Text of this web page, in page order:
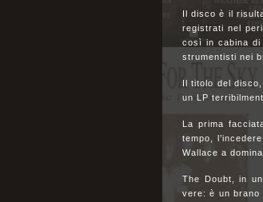
Il disco è il
registrati nel
così in cabina di
strumentisti nei
Il titolo del
un LP
La prima
tempo,
Wallace a
The Doubt, in
vere: è un brano